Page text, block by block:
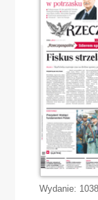
Wydanie: